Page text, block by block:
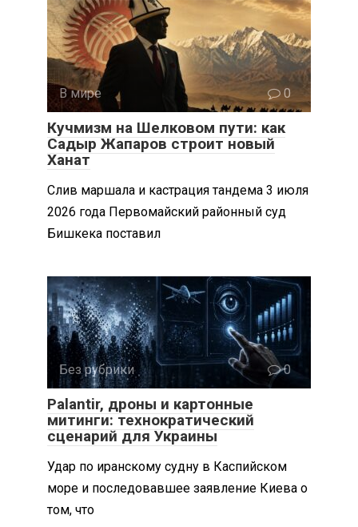
В мире 0
Кучмизм на Шелковом пути: как
Садыр Жапаров строит новый
Ханат
Слив маршала и кастрация тандема 3 июля
2026 года Первомайский районный суд
Бишкека поставил
Без рубрики 0
Palantir, дроны и картонные
митинги: технократический
сценарий для Украины
Удар по иранскому судну в Каспийском
море и последовавшее заявление Киева о
том, что